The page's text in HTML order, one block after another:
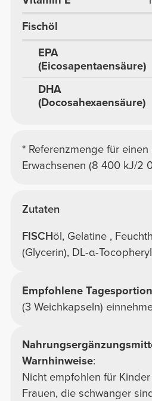
Fischöl
EPA
(Eicosapentaensäure)
DHA
(Docosahexaensäure)
* Referenzmenge für
Erwachsenen (8 400 kJ/2
Zutaten
FISCHöl, Gelatine ,
(Glycerin), DL-α-
Empfohlene
(3 Weichkapseln)
Warnhinweise:
Nicht empfohlen für
Frauen, die schwanger